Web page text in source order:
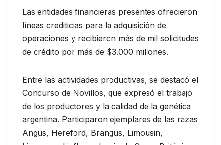
Las entidades financieras presentes ofrecieron
líneas crediticias para la adquisición de
operaciones y recibieron más de mil solicitudes
de crédito por más de $3.000 millones.
Entre las actividades productivas, se destacó el
Concurso de Novillos, que expresó el trabajo
de los productores y la calidad de la genética
argentina. Participaron ejemplares de las razas
Angus, Hereford, Brangus, Limousin,